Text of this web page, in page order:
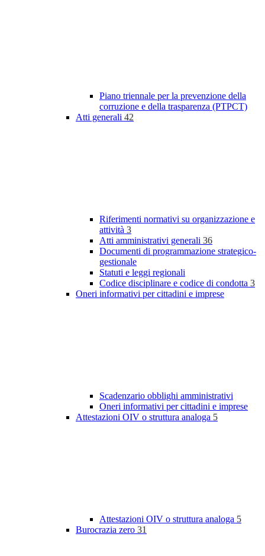
Piano triennale per la prevenzione della
corruzione e della trasparenza (PTPCT)
Atti generali 42
Riferimenti normativi su organizzazione e
attività 3
Atti amministrativi generali 36
Documenti di programmazione strategico-
gestionale
Statuti e leggi regionali
Codice disciplinare e codice di condotta 3
Oneri informativi per cittadini e imprese
Scadenzario obblighi amministrativi
Oneri informativi per cittadini e imprese
Attestazioni OIV o struttura analoga 5
Attestazioni OIV o struttura analoga 5
Burocrazia zero 31